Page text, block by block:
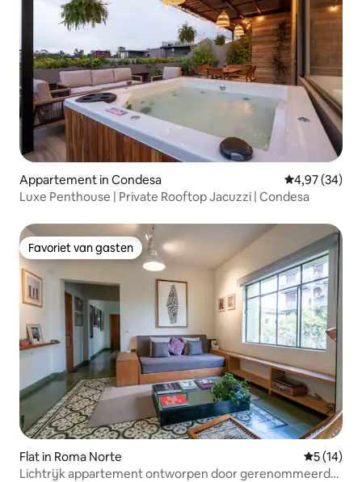
Appartement in Condesa Gemiddelde
4,97 (34)
Luxe Penthouse | Private Rooftop Jacuzzi | Condesa
Favoriet van gasten
Favoriet van gasten
Flat in Roma Norte
5 (14)
Lichtrijk appartement ontworpen door gerenommeerde